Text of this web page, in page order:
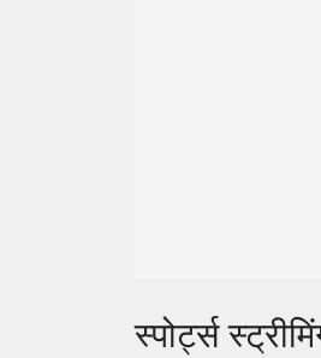
स्पोर्ट्स